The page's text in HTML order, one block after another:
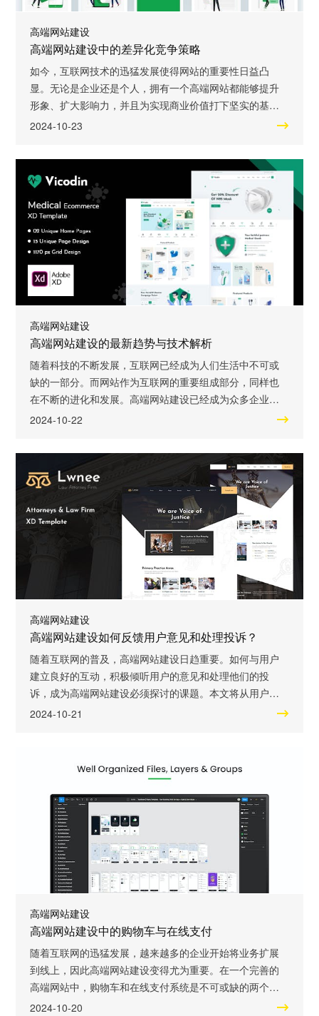
高端网站建设
高端网站建设中的差异化竞争策略
如今，互联网技术的迅猛发展使得网站的重要性日益凸
显。无论是企业还是个人，拥有一个高端网站都能够提升
形象、扩大影响力，并且为实现商业价值打下坚实的基
础。然而，面对日益激烈的市场竞争，如何在高端网站建
问题。 差异化，即在同一行业中从众多竞争对手中脱颖而
出，展示独特的产品或品牌特点。在高端网站建设中，差
异化竞争策略的运用能够让品牌更加突出，让消费者
2024-10-23
高端网站建设
高端网站建设的最新趋势与技术解析
随着科技的不断发展，互联网已经成为人们生活中不可或
缺的一部分。而网站作为互联网的重要组成部分，同样也
在不断的进化和发展。高端网站建设已经成为众多企业和
个人追求的目标，因为它不仅能够提升用户体验，还能提
趋势与技术解析，带您了解这个领域的非常新动态。 一、
响应式设计 随着移动互联网的普及，用户越来越多地通过
手机和平板电脑访问网站。因此，一个高端网
2024-10-22
高端网站建设
高端网站建设如何反馈用户意见和处理投诉？
随着互联网的普及，高端网站建设日趋重要。如何与用户
建立良好的互动，积极倾听用户的意见和处理他们的投
诉，成为高端网站建设必须探讨的课题。本文将从用户意
见反馈的重要性、如何搭建高效反馈平台、优化投诉处理
过及时、准确地获取用户意见，企业可以了解
2024-10-21
高端网站建设
高端网站建设中的购物车与在线支付
随着互联网的迅猛发展，越来越多的企业开始将业务扩展
到线上，因此高端网站建设变得尤为重要。在一个完善的
高端网站中，购物车和在线支付系统是不可或缺的两个重
要组成部分，对于网站的用户体验和商业运营都起着至关
2024-10-20